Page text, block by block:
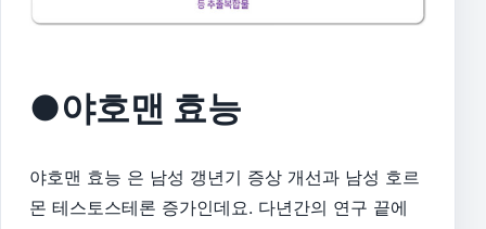
●야호맨 효능
야호맨 효능 은 남성 갱년기 증상 개선과 남성 호르
몬 테스토스테론 증가인데요. 다년간의 연구 끝에